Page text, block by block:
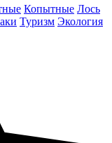
Копытные Лось
Туризм Экология